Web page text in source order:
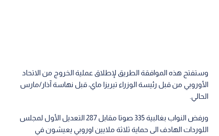
وستفتح هذه الموافقة الطريق لإطلاق عملية الخروج من الاتحاد
الأوروبي من قبل رئيسة الوزراء تيريزا ماي، قبل نهاسة آذار/مارس
الحالي.
ورفض النواب بغالبية 335 صوتا مقابل 287 التعديل الأول لمجلس
اللوردات الهادف الى حماية ثلاثة ملايين اوروبي يعيشون في